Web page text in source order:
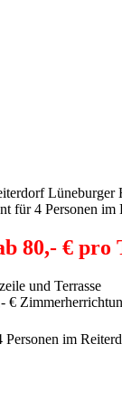
80,- € pro
und Terrasse
€